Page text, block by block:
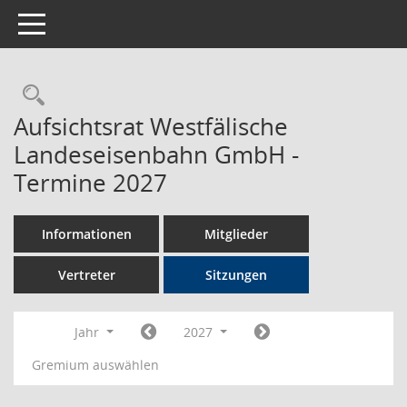
Toggle navigation
Rechercheauswahl
Aufsichtsrat Westfälische
Landeseisenbahn GmbH -
Termine 2027
Informationen Mitglieder
Vertreter Sitzungen
Jahr
2027
Gremium auswählen